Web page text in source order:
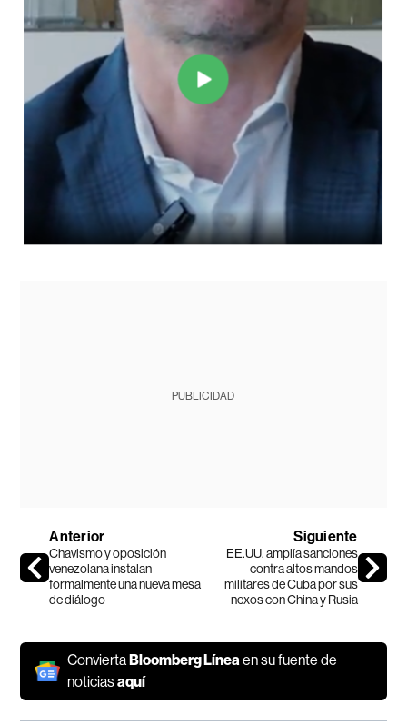
PUBLICIDAD
Anterior
Chavismo y oposición
venezolana instalan
formalmente una nueva mesa
de diálogo
Siguiente
EE.UU. amplía sanciones
contra altos mandos
militares de Cuba por sus
nexos con China y Rusia
ConviertaBloomberg Líneaen su fuente de
noticiasaquí